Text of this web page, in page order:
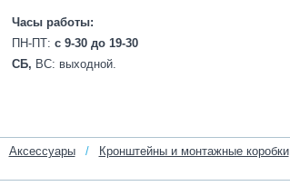
Часы работы:
ПН-ПТ: c 9-30 до 19-30
СБ, ВС: выходной.
Аксессуары / Кронштейны и монтажные коробки